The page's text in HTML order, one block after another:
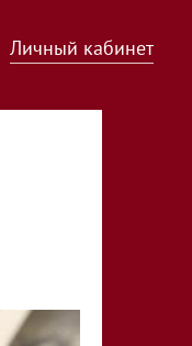
Личный кабинет